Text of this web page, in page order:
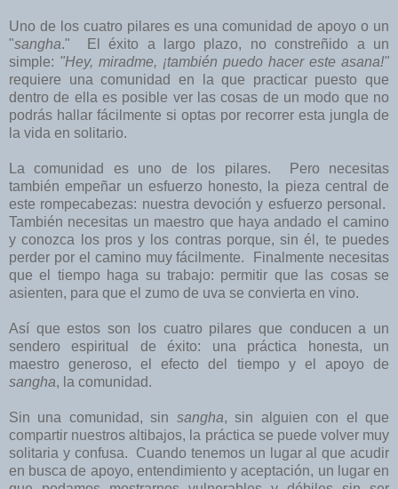
Uno de los cuatro pilares es una comunidad de apoyo o un
"sangha." El éxito a largo plazo, no constreñido a un
simple: "Hey, miradme, ¡también puedo hacer este asana!"
requiere una comunidad en la que practicar puesto que
dentro de ella es posible ver las cosas de un modo que no
podrás hallar fácilmente si optas por recorrer esta jungla de
la vida en solitario.
La comunidad es uno de los pilares. Pero necesitas
también empeñar un esfuerzo honesto, la pieza central de
este rompecabezas: nuestra devoción y esfuerzo personal.
También necesitas un maestro que haya andado el camino
y conozca los pros y los contras porque, sin él, te puedes
perder por el camino muy fácilmente. Finalmente necesitas
que el tiempo haga su trabajo: permitir que las cosas se
asienten, para que el zumo de uva se convierta en vino.
Así que estos son los cuatro pilares que conducen a un
sendero espiritual de éxito: una práctica honesta, un
maestro generoso, el efecto del tiempo y el apoyo de
sangha, la comunidad.
Sin una comunidad, sin sangha, sin alguien con el que
compartir nuestros altibajos, la práctica se puede volver muy
solitaria y confusa. Cuando tenemos un lugar al que acudir
en busca de apoyo, entendimiento y aceptación, un lugar en